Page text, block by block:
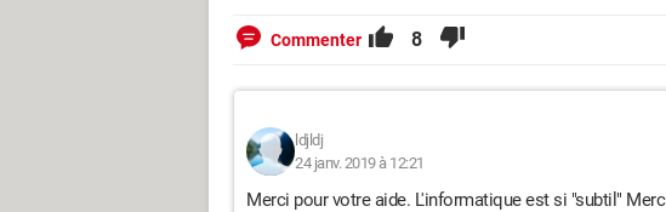
Commenter 8
ldjldj
24 janv. 2019 à 12:21
Merci pour votre aide. L'informatique est si "subtil"